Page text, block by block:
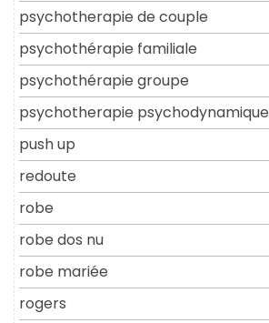
psychotherapie de couple
psychothérapie familiale
psychothérapie groupe
psychotherapie psychodynamique
push up
redoute
robe
robe dos nu
robe mariée
rogers